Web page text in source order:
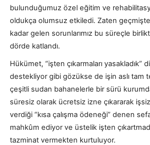
bulunduğumuz özel eğitim ve
oldukça olumsuz etkiledi. Zaten
kadar gelen sorunlarımız bu süreçle
dörde katlandı.
Hükümet, “işten çıkarmaları yasakladık”
destekliyor gibi gözükse de işin aslı tam
çeşitli sudan bahanelerle bir sürü kurumda
süresiz olarak ücretsiz izne çıkararak
verdiği “kısa çalışma ödeneği” denen
mahkûm ediyor ve üstelik işten
tazminat vermekten kurtuluyor.